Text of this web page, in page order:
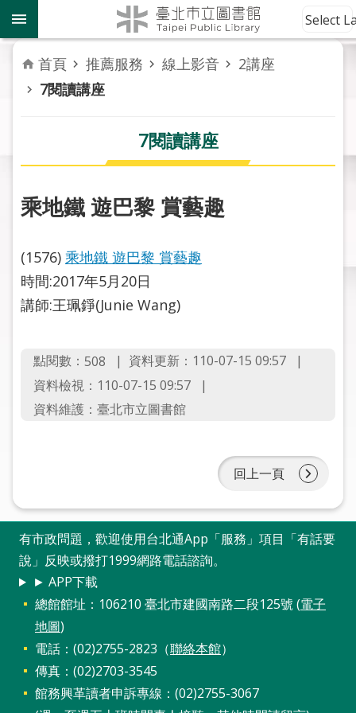
跳到主要內容區塊
到
館
資
訊
務
活
報
導
關
圖
線
見
問
答
加
入
市
圖
網
Select
首頁 推薦服務 線上影音
2講座
7閱讀講座
7閱讀講座
乘地鐵 遊巴黎 賞藝趣
(1576) 乘地鐵 遊巴黎 賞藝趣
時間:2017年5月20日
講師:王珮錚(Junie Wang)
點閱數： 508
資料更新：110-07-15 09:57
資料檢視：110-07-15 09:57
資料維護：臺北市立圖書館
回上一頁
有市政問題，歡迎使用台北通App「服務」項目「有話要
說」反映或撥打1999網路電話諮詢。
► APP下載
總館館址：106210 臺北市建國南路二段125號 (電子
地圖)
電話：(02)2755-2823（聯絡本館）
傳真：(02)2703-3545
館務興革讀者申訴專線：(02)2755-3067